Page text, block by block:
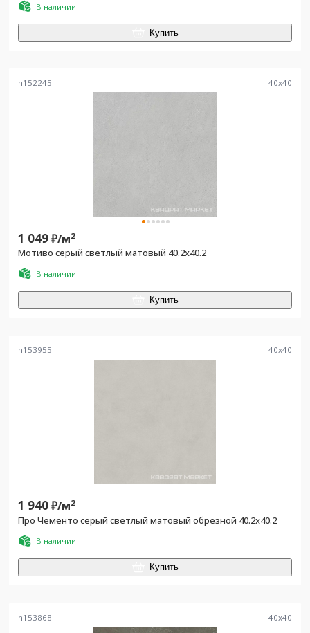
В наличии
Купить
n152245 40x40
1 049₽/м2
Мотиво серый светлый матовый 40.2x40.2
В наличии
Купить
n153955 40x40
1 940₽/м2
Про Чементо серый светлый матовый обрезной 40.2x40.2
В наличии
Купить
n153868 40x40